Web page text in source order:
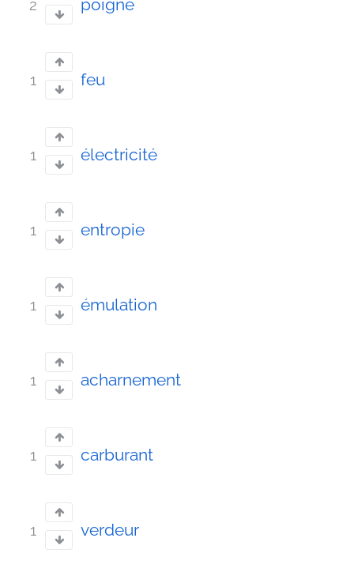
2 poigne
1 feu
1 électricité
1 entropie
1 émulation
1 acharnement
1 carburant
1 verdeur